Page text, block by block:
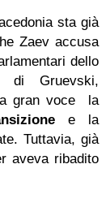
sta già
Zaev accusa
dello
di Gruevski,
a gran voce la
e la
Tuttavia, già
aveva ribadito